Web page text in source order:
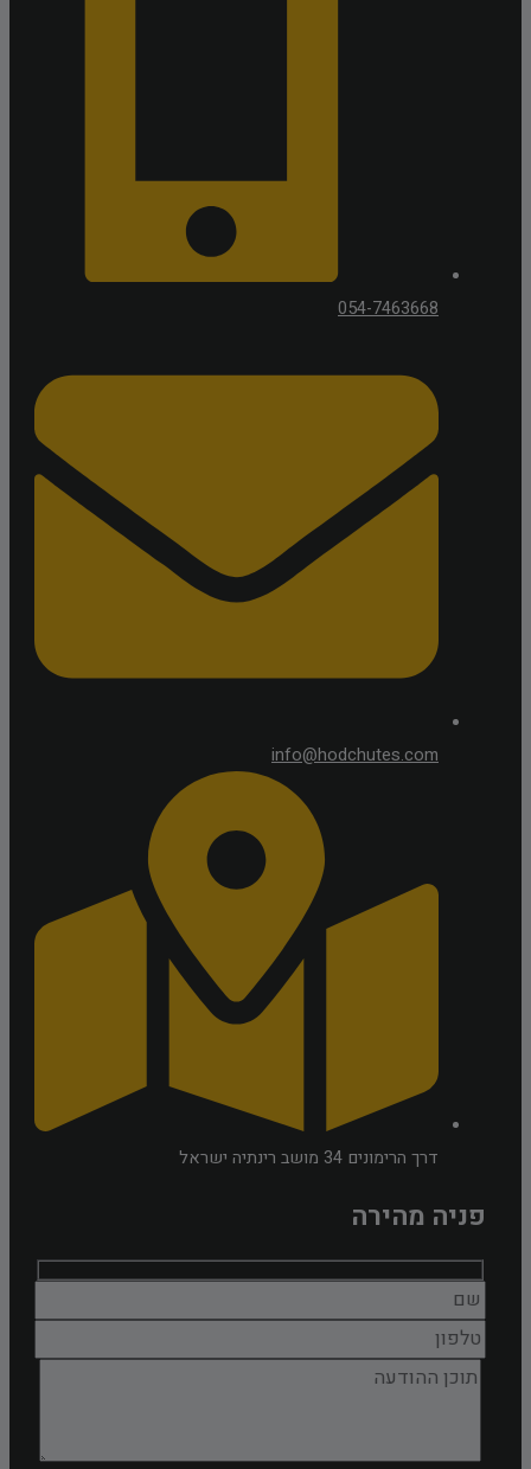
054-7463668
info@hodchutes.com
דרך הרימונים 34 מושב רינתיה ישראל
פניה מהירה